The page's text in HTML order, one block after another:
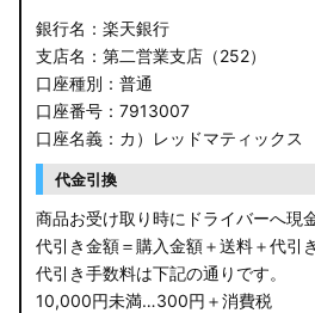
銀行名：楽天銀行
支店名：第二営業支店（252）
口座種別：普通
口座番号：7913007
口座名義：カ）レッドマティックス
代金引換
商品お受け取り時にドライバーへ現
代引き金額＝購入金額＋送料＋代引
代引き手数料は下記の通りです。
10,000円未満…300円＋消費税